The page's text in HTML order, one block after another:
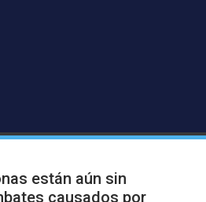
están aún sin
causados por